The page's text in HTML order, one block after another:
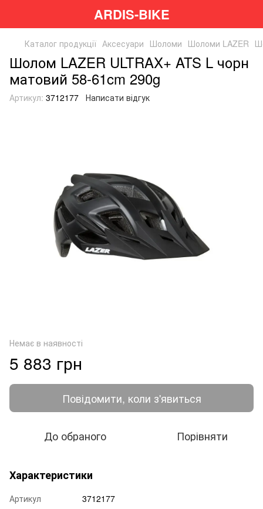
ARDIS-BIKE
Каталог продукції Аксесуари Шоломи Шоломи LAZER
Шолом LAZER ULTRAX+ ATS L чорн
матовий 58-61cm 290g
Артикул: 3712177 Написати відгук
Немає в наявності
5 883 грн
Повідомити, коли з'явиться
До обраного Порівняти
Характеристики
Артикул
3712177